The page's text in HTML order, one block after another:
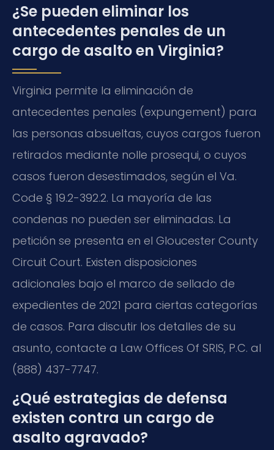
¿Se pueden eliminar los
antecedentes penales de un
cargo de asalto en Virginia?
Virginia permite la eliminación de
antecedentes penales (expungement) para
las personas absueltas, cuyos cargos fueron
retirados mediante nolle prosequi, o cuyos
casos fueron desestimados, según el Va.
Code § 19.2-392.2. La mayoría de las
condenas no pueden ser eliminadas. La
petición se presenta en el Gloucester County
Circuit Court. Existen disposiciones
adicionales bajo el marco de sellado de
expedientes de 2021 para ciertas categorías
de casos. Para discutir los detalles de su
asunto, contacte a Law Offices Of SRIS, P.C. al
(888) 437-7747.
¿Qué estrategias de defensa
existen contra un cargo de
asalto agravado?